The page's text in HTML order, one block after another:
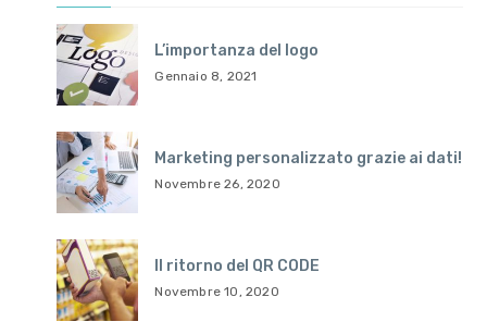
L’importanza del logo
Gennaio 8, 2021
Marketing personalizzato grazie ai dati!
Novembre 26, 2020
Il ritorno del QR CODE
Novembre 10, 2020